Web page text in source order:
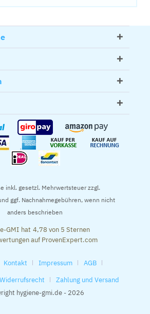
inkl. gesetzl. Mehrwertsteuer zzgl.
ggf. Nachnahmegebühren, wenn nicht
anders beschrieben
GMI hat 4,78 von 5 Sternen
auf ProvenExpert.com
Kontakt Impressum
AGB
Widerrufsrecht
Zahlung und Versand
hygiene-gmi.de - 2026